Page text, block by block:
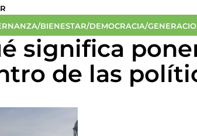
BIENESTAR/DEMOCRACIA/
significa
de las